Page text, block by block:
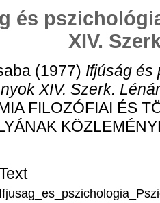
és
XIV.
(1977) Ifjúság és
XIV. Szerk.
FILOZÓFIAI ÉS